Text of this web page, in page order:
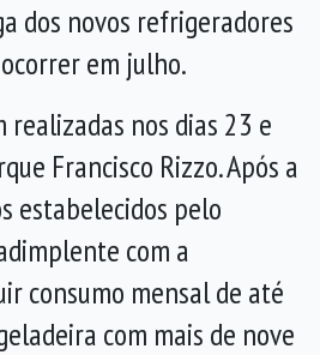
dos novos refrigeradores
em julho.
realizadas nos dias 23 e
Francisco Rizzo. Após a
estabelecidos pelo
com a
consumo mensal de até
com mais de nove